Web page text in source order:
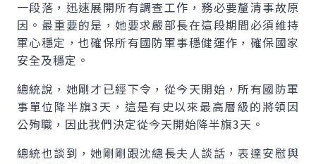
一段落，迅速展開所有調查工作，務必要釐清事故原
因。最重要的是，她要求嚴部長在這段期間必須維持
軍心穩定，也確保所有國防軍事穩健運作，確保國家
安全及穩定。
總統說，她剛才已經下令，從今天開始，所有國防軍
事單位降半旗3天，這是有史以來最高層級的將領因
公殉職，因此我們決定從今天開始降半旗3天。
總統也談到，她剛剛跟沈總長夫人談話，表達安慰與